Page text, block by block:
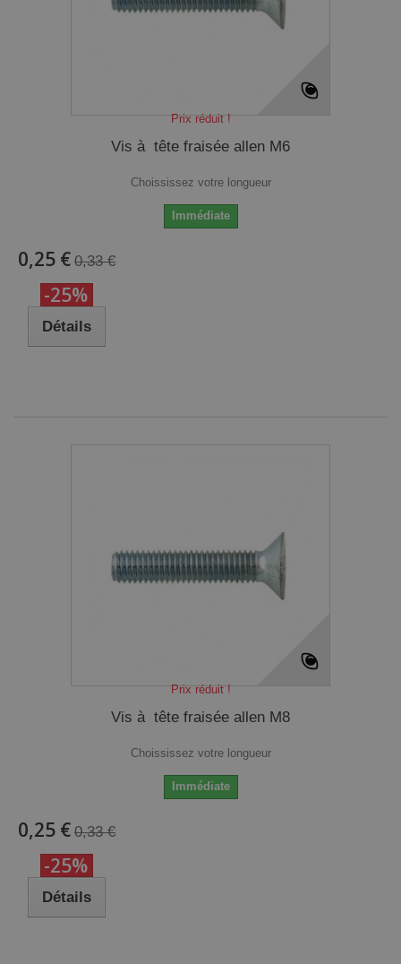
Prix réduit !
Vis à tête fraisée allen M6
Choississez votre longueur
Immédiate
0,25 € 0,33 €
-25%
Détails
Prix réduit !
Vis à tête fraisée allen M8
Choississez votre longueur
Immédiate
0,25 € 0,33 €
-25%
Détails